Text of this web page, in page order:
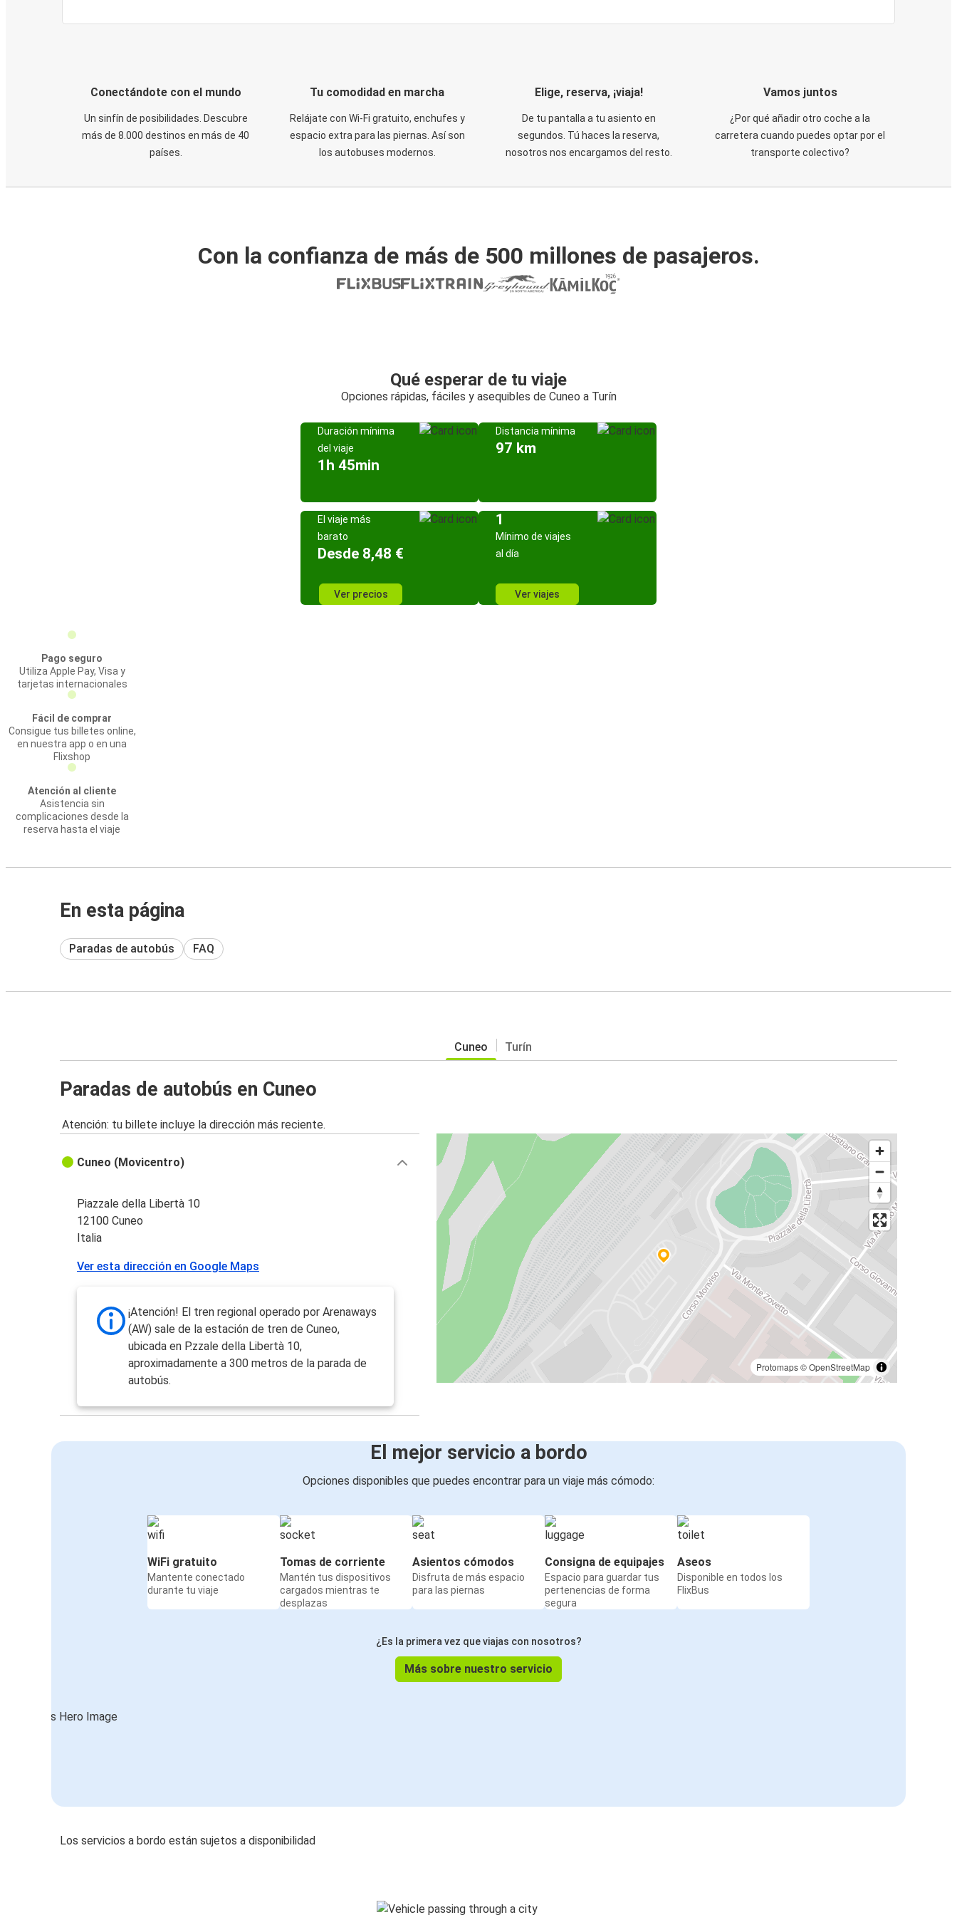
Conectándote con el mundo
Un sinfín de posibilidades. Descubre
más de 8.000 destinos en más de 40
países.
Tu comodidad en marcha
Relájate con Wi-Fi gratuito, enchufes y
espacio extra para las piernas. Así son
los autobuses modernos.
Elige, reserva, ¡viaja!
De tu pantalla a tu asiento en
segundos. Tú haces la reserva,
nosotros nos encargamos del resto.
Vamos juntos
¿Por qué añadir otro coche a la
carretera cuando puedes optar por el
transporte colectivo?
Con la confianza de más de 500 millones de pasajeros.
Qué esperar de tu viaje
Opciones rápidas, fáciles y asequibles de Cuneo a Turín
Duración mínima
del viaje
1h 45min
Distancia mínima
97 km
El viaje más
barato
Desde 8,48 €
Ver precios
1
Mínimo de viajes
al día
Ver viajes
Pago seguro
Utiliza Apple Pay, Visa y
tarjetas internacionales
Fácil de comprar
Consigue tus billetes online,
en nuestra app o en una
Flixshop
Atención al cliente
Asistencia sin
complicaciones desde la
reserva hasta el viaje
En esta página
Paradas de autobús FAQ
Cuneo Turín
Paradas de autobús en Cuneo
Atención: tu billete incluye la dirección más reciente.
Protomaps©OpenStreetMap
Cuneo (Movicentro)
Piazzale della Libertà 10
12100 Cuneo
Italia
Ver esta dirección en Google Maps
¡Atención! El tren regional operado por Arenaways
(AW) sale de la estación de tren de Cuneo,
ubicada en P.zzale della Libertà 10,
aproximadamente a 300 metros de la parada de
autobús.
El mejor servicio a bordo
Opciones disponibles que puedes encontrar para un viaje más cómodo:
WiFi gratuito
Mantente conectado
durante tu viaje
Tomas de corriente
Mantén tus dispositivos
cargados mientras te
desplazas
Asientos cómodos
Disfruta de más espacio
para las piernas
Consigna de equipajes
Espacio para guardar tus
pertenencias de forma
segura
Aseos
Disponible en todos los
FlixBus
¿Es la primera vez que viajas con nosotros?
Más sobre nuestro servicio
Los servicios a bordo están sujetos a disponibilidad